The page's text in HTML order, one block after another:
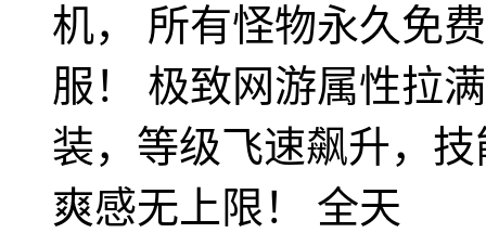
机， 所有怪物永久免
服！ 极致网游属性拉
装，等级飞速飙升，
爽感无上限！ 全天